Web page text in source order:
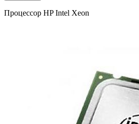
Процессор HP Intel Xeon